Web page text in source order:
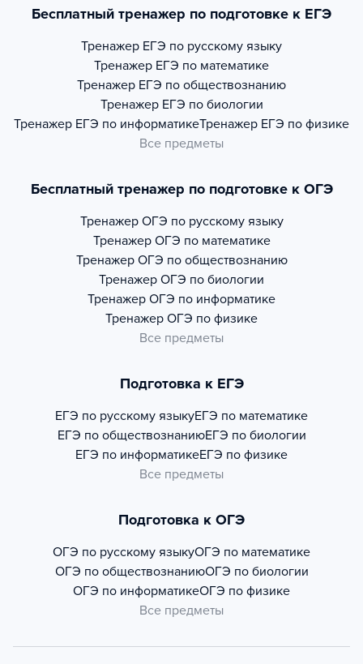
Бесплатный тренажер по подготовке к ЕГЭ
Тренажер ЕГЭ по русскому языку
Тренажер ЕГЭ по математике
Тренажер ЕГЭ по обществознанию
Тренажер ЕГЭ по биологии
Тренажер ЕГЭ по информатикеТренажер ЕГЭ по физике
Все предметы
Бесплатный тренажер по подготовке к ОГЭ
Тренажер ОГЭ по русскому языку
Тренажер ОГЭ по математике
Тренажер ОГЭ по обществознанию
Тренажер ОГЭ по биологии
Тренажер ОГЭ по информатике
Тренажер ОГЭ по физике
Все предметы
Подготовка к ЕГЭ
ЕГЭ по русскому языкуЕГЭ по математике
ЕГЭ по обществознаниюЕГЭ по биологии
ЕГЭ по информатикеЕГЭ по физике
Все предметы
Подготовка к ОГЭ
ОГЭ по русскому языкуОГЭ по математике
ОГЭ по обществознаниюОГЭ по биологии
ОГЭ по информатикеОГЭ по физике
Все предметы